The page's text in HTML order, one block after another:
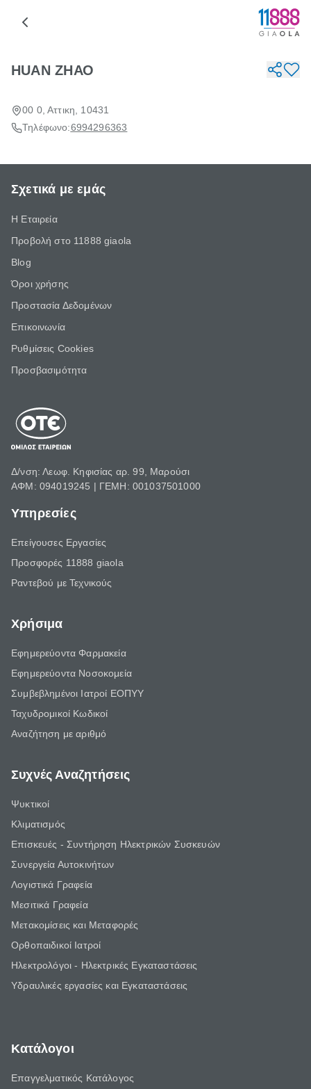
HUAN ΖΗΑΟ
00 0, Αττικη, 10431
Τηλέφωνο:6994296363
Σχετικά με εμάς
Η Εταιρεία
Προβολή στο 11888 giaola
Blog
Όροι χρήσης
Προστασία Δεδομένων
Επικοινωνία
Ρυθμίσεις Cookies
Προσβασιμότητα
Δ/νση: Λεωφ. Κηφισίας αρ. 99, Μαρούσι
ΑΦΜ: 094019245 | ΓΕΜΗ: 001037501000
Υπηρεσίες
Επείγουσες Εργασίες
Προσφορές 11888 giaola
Ραντεβού με Τεχνικούς
Χρήσιμα
Εφημερεύοντα Φαρμακεία
Εφημερεύοντα Νοσοκομεία
Συμβεβλημένοι Ιατροί ΕΟΠΥΥ
Ταχυδρομικοί Κωδικοί
Αναζήτηση με αριθμό
Συχνές Αναζητήσεις
Ψυκτικοί
Κλιματισμός
Επισκευές - Συντήρηση Ηλεκτρικών Συσκευών
Συνεργεία Αυτοκινήτων
Λογιστικά Γραφεία
Μεσιτικά Γραφεία
Μετακομίσεις και Μεταφορές
Ορθοπαιδικοί Ιατροί
Ηλεκτρολόγοι - Ηλεκτρικές Εγκαταστάσεις
Υδραυλικές εργασίες και Εγκαταστάσεις
Κατάλογοι
Επαγγελματικός Κατάλογος